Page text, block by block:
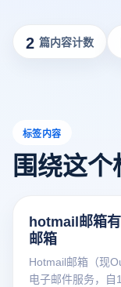
2 篇内容计数
标签内容
围绕这
hotmail邮箱
邮箱
Hotmail邮箱（现
电子邮件服务，